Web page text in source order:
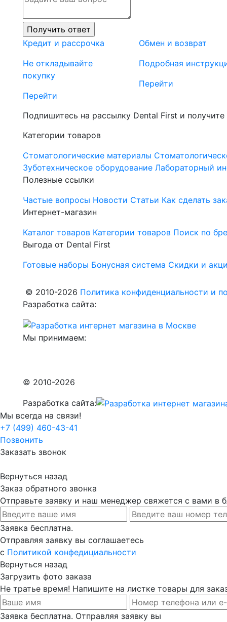
Кредит и рассрочка
Не откладывайте
покупку
Перейти
Обмен и возврат
Подробная
Перейти
Подпишитесь на рассылку Dental First и
Категории товаров
Стоматологические материалы
Зуботехническое оборудование Лабораторный
Полезные ссылки
Частые вопросы Новости Статьи Как сделать
Интернет-магазин
Каталог товаров Категории товаров Поиск по
Выгода от Dental First
Готовые наборы Бонусная система Скидки и
© 2010-2026 Политика конфиденциальности и
Разработка сайта:
Мы принимаем:
© 2010-2026
Разработка сайта:
Мы всегда на связи!
+7 (499) 460-43-41
Позвонить
Заказать звонок
Вернуться назад
Заказ обратного звонка
Отправьте заявку и наш менеджер свяжется с вами в
Заявка бесплатна.
Отправляя заявку вы соглашаетесь
с Политикой конфедициальности
Вернуться назад
Загрузить фото заказа
Не тратье время! Напишите на листке товары для
Заявка бесплатна. Отправляя заявку вы